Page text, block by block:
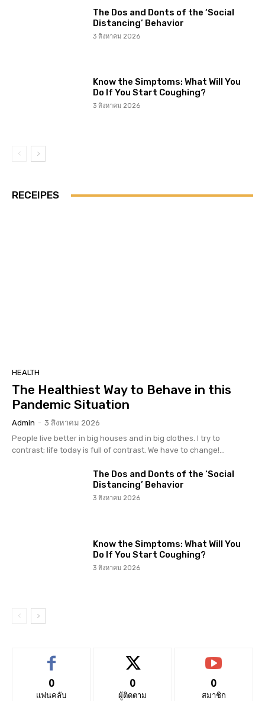
The Dos and Donts of the ‘Social
Distancing’ Behavior
3 สิงหาคม 2026
Know the Simptoms: What Will You
Do If You Start Coughing?
3 สิงหาคม 2026
RECEIPES
HEALTH
The Healthiest Way to Behave in this
Pandemic Situation
Admin - 3 สิงหาคม 2026
People live better in big houses and in big clothes. I try to
contrast; life today is full of contrast. We have to change!...
The Dos and Donts of the ‘Social
Distancing’ Behavior
3 สิงหาคม 2026
Know the Simptoms: What Will You
Do If You Start Coughing?
3 สิงหาคม 2026
0
แฟนคลับ
0
ผู้ติดตาม
0
สมาชิก